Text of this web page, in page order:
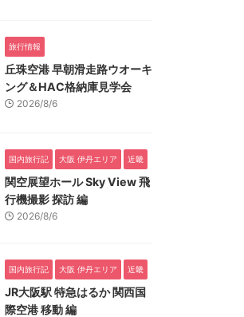
旅行情報
丘珠空港 早朝滑走路ウオーキ
ング＆HAC格納庫見学会
2026/8/6
国内旅行記 大阪 伊丹エリア 近畿
関空展望ホール Sky View 飛
行機撮影 探訪 編
2026/8/6
国内旅行記 大阪 伊丹エリア 近畿
JR大阪駅 特急はるか 関西国
際空港 移動 編